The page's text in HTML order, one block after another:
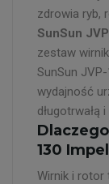
zdrowia ryb,
SunSun
zestaw
SunSun
wydajność
długotrwałą
130
Wirnik i rotor